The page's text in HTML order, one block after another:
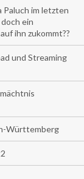
Paluch im letzten
ein
ihn zukommt??
und Streaming
Württemberg